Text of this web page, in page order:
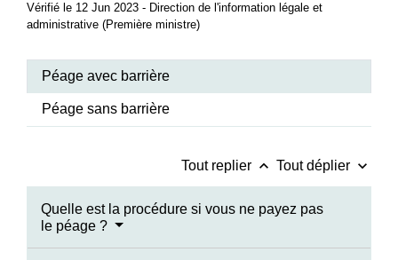
Vérifié le 12 Jun 2023 - Direction de l'information légale et
administrative (Première ministre)
Péage avec barrière
Péage sans barrière
Tout replier keyboard_arrow_up Tout déplier keyboard_arrow_down
Quelle est la procédure si vous ne payez pas
le péage ?